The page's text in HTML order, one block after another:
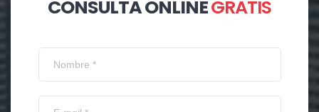
CONSULTA ONLINEGRATIS